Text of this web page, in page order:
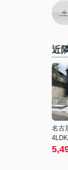
近
名古